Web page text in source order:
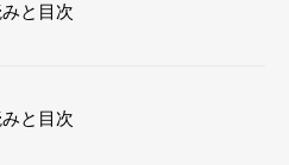
と目次
と目次